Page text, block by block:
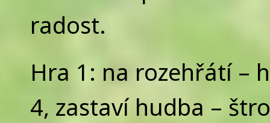
radost.
Hra 1: na rozehřátí –
4, zastaví hudba –